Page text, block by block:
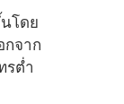
โดย
กจาก
รต่ำ